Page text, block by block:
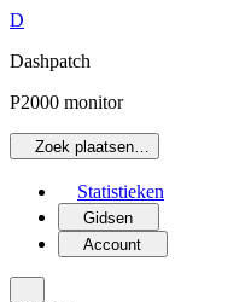
D
Dashpatch
P2000 monitor
Zoek plaatsen…
Statistieken
Gidsen
Account